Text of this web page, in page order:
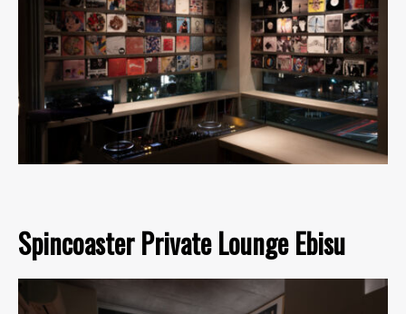
Spincoaster Private Lounge Ebisu